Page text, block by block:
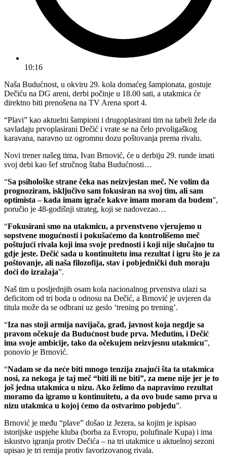
10:16
Naša Budućnost, u okviru 29. kola domaćeg šampionata, gostuje
Dečiću na DG areni, derbi počinje u 18.00 sati, a utakmica će
direktno biti prenošena na TV Arena sport 4.
“Plavi” kao aktuelni šampioni i drugoplasirani tim na tabeli žele da
savladaju prvoplasirani Dečić i vrate se na čelo prvoligaškog
karavana, naravno uz ogromnu dozu poštovanja prema rivalu.
Novi trener našeg tima, Ivan Brnović, će u derbiju 29. runde imati
svoj debi kao šef stručnog štaba Budućnosti…
“Sa psihološke strane čeka nas neizvjestan meč. Ne volim da
prognoziram, isključivo sam fokusiran na svoj tim, ali sam
optimista – kada imam igrače kakve imam moram da budem”,
poručio je 48-godišnji strateg, koji se nadovezao…
“Fokusirani smo na utakmicu, a prvenstveno vjerujemo u
sopstvene mogućnosti i pokušaćemo da kontrolišemo meč
poštujući rivala koji ima svoje prednosti i koji nije slučajno tu
gdje jeste. Dečić sada u kontinuitetu ima rezultat i igru što je za
poštovanje, ali naša filozofija, stav i pobjednički duh moraju
doći do izražaja”.
Naš tim u posljednjih osam kola nacionalnog prvenstva ulazi sa
deficitom od tri boda u odnosu na Dečić, a Brnović je uvjeren da
titula može da se odbrani uz geslo ‘trening po trening’.
“Iza nas stoji armija navijača, grad, javnost koja negdje sa
pravom očekuje da Budućnost bude prva. Međutim, i Dečić
ima svoje ambicije, tako da očekujem neizvjesnu utakmicu”,
ponovio je Brnović.
“Nadam se da neće biti mnogo tenzija znajući šta ta utakmica
nosi, za nekoga je taj meč “biti ili ne biti”, za mene nije jer je to
još jedna utakmica u nizu. Ako želimo da napravimo rezultat
moramo da igramo u kontinuitetu, a da ovo bude samo prva u
nizu utakmica u kojoj ćemo da ostvarimo pobjedu”.
Brnović je među “plave” došao iz Jezera, sa kojim je ispisao
istorijske uspjehe kluba (borba za Evropu, polufinale Kupa) i ima
iskustvo igranja protiv Dečića – na tri utakmice u aktuelnoj sezoni
upisao je tri remija protiv favorizovanog rivala.